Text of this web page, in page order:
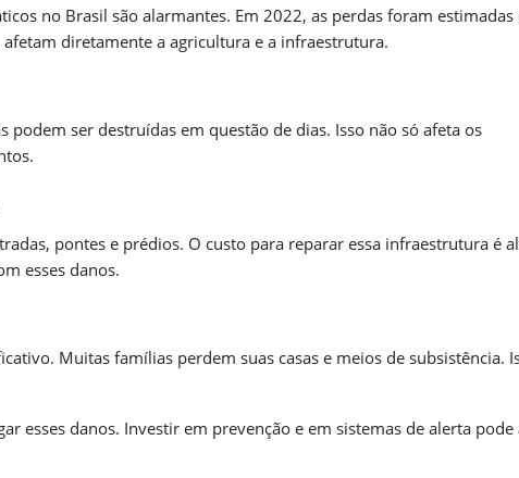
no Brasil são alarmantes. Em 2022, as perdas foram estimadas
afetam diretamente a agricultura e a infraestrutura.
ser destruídas em questão de dias. Isso não só afeta os
pontes e prédios. O custo para reparar essa infraestrutura é
esses danos.
Muitas famílias perdem suas casas e meios de subsistência.
esses danos. Investir em prevenção e em sistemas de alerta